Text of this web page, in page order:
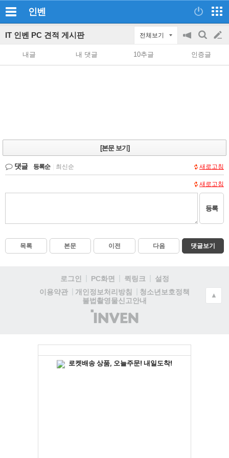
인벤
IT 인벤 PC 견적 게시판 전체보기
공
on/off
검
색
글
쓰
내글 내 댓글 10추글 인증글
[본문 보기]
댓글 등록순 최신순 새로고침
새로고침
등록
목록 본문 이전 다음 댓글보기
로그인 PC화면 퀵링크
설정
이용약관
개인정보처리방침
청소년보호정책
불법촬영물신고안내
(주)
인
▲